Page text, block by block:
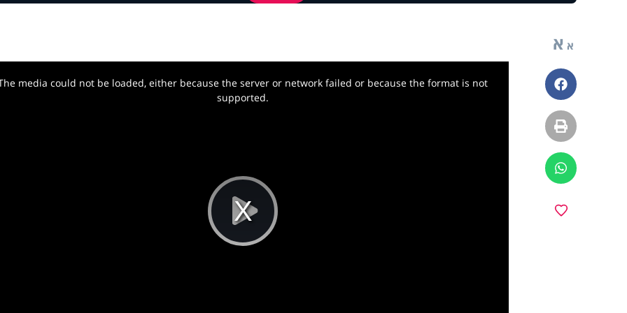
א א
פייסבוק
הדפסה
ווטסאפ
Play
media could not be loaded, either because the server or network failed or because the format is not
supported.